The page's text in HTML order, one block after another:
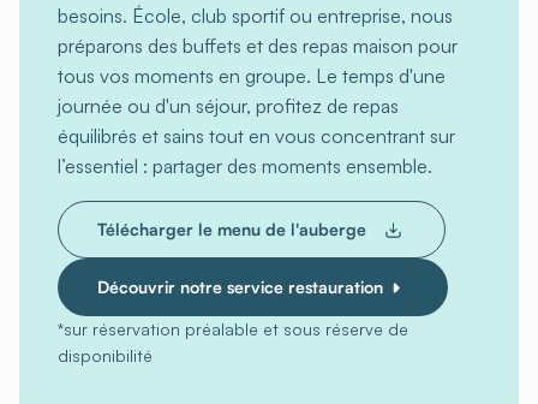
besoins. École, club sportif ou entreprise, nous
préparons des buffets et des repas maison pour
tous vos moments en groupe. Le temps d'une
journée ou d'un séjour, profitez de repas
équilibrés et sains tout en vous concentrant sur
l’essentiel : partager des moments ensemble.
Télécharger le menu de l'auberge
Découvrir notre service restauration
*sur réservation préalable et sous réserve de
disponibilité